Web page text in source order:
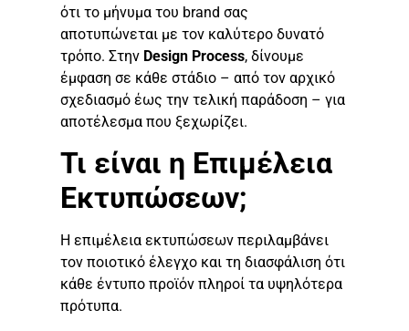
ότι το μήνυμα του brand σας
αποτυπώνεται με τον καλύτερο δυνατό
τρόπο. Στην Design Process, δίνουμε
έμφαση σε κάθε στάδιο – από τον αρχικό
σχεδιασμό έως την τελική παράδοση – για
αποτέλεσμα που ξεχωρίζει.
Τι είναι η Επιμέλεια
Εκτυπώσεων;
Η επιμέλεια εκτυπώσεων περιλαμβάνει
τον ποιοτικό έλεγχο και τη διασφάλιση ότι
κάθε έντυπο προϊόν πληροί τα υψηλότερα
πρότυπα.